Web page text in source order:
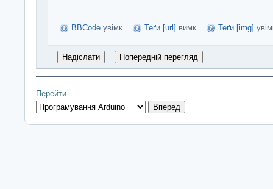
BBCode увімк. Теґи [url] вимк. Теґи [img]
Перейти